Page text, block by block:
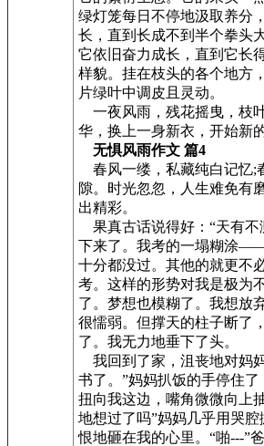
绿灯笼每日不停地汲取养分
长，直到长成不到半个拳头
它依旧奋力成长，直到它长
样貌。挂在枝头的各个地方
片绿叶中调皮且灵动。
一夜风雨，残花摇曳，枝
华，换上一身新衣，开始新
无惧风雨作文 篇4
春风一缕，私藏纯白记忆;
隙。时光忽忽，人生难免有
出精彩。
果真古话说得好：“天有不
下来了。我考的一塌糊涂
十分都没过。其他的就更不
考。这样的形势对我是极为
了。梦想也模糊了。我想放
很懦弱。但撑天的柱子断了
了。我无力地垂下了头。
我回到了家，沮丧地对妈
书了。”妈妈扒饭的手停住
扭向我这边，嘴角微微向上
地想过了吗”妈妈几乎用哭
恨地砸在我的心里。“啪---”